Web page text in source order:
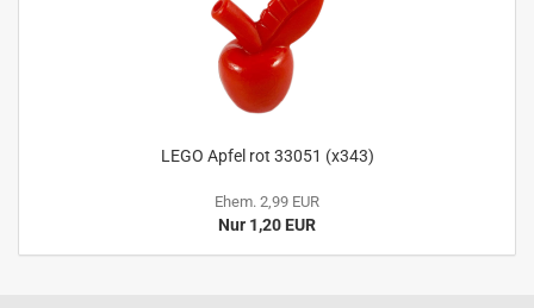
LEGO Apfel rot 33051 (x343)
Ehem. 2,99 EUR
Nur 1,20 EUR